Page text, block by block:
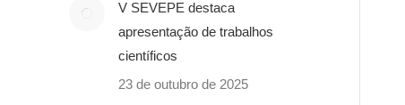
V SEVEPE destaca
apresentação de trabalhos
científicos
23 de outubro de 2025